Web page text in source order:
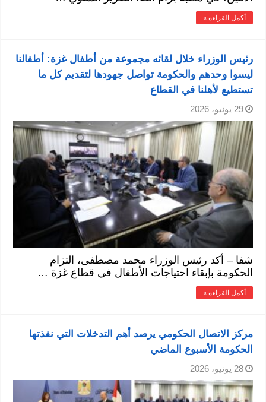
أكمل القراءة »
رئيس الوزراء خلال لقائه مجموعة من أطفال غزة: أطفالنا
ليسوا وحدهم والحكومة تواصل جهودها لتقديم كل ما
تستطيع لأهلنا في القطاع
29 يونيو، 2026
شفا – أكد رئيس الوزراء محمد مصطفى، التزام
الحكومة بإبقاء احتياجات الأطفال في قطاع غزة …
أكمل القراءة »
مركز الاتصال الحكومي يرصد أهم التدخلات التي نفذتها
الحكومة الأسبوع الماضي
28 يونيو، 2026